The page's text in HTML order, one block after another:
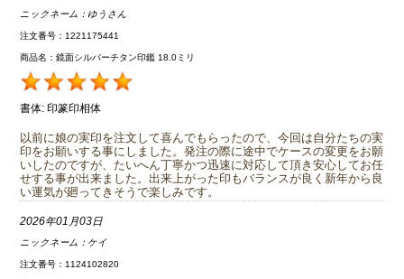
ニックネーム： ゆうさん
注文番号：1221175441
商品名：鏡面シルバーチタン印鑑 18.0ミリ
書体: 印篆印相体
以前に娘の実印を注文して喜んでもらったので、今回は自分たちの実
印をお願いする事にしました。発注の際に途中でケースの変更をお願
いしたのですが、たいへん丁寧かつ迅速に対応して頂き安心してお任
せする事が出来ました。出来上がった印もバランスが良く新年から良
い運気が廻ってきそうで楽しみです。
2026年01月03日
ニックネーム： ケイ
注文番号：1124102820